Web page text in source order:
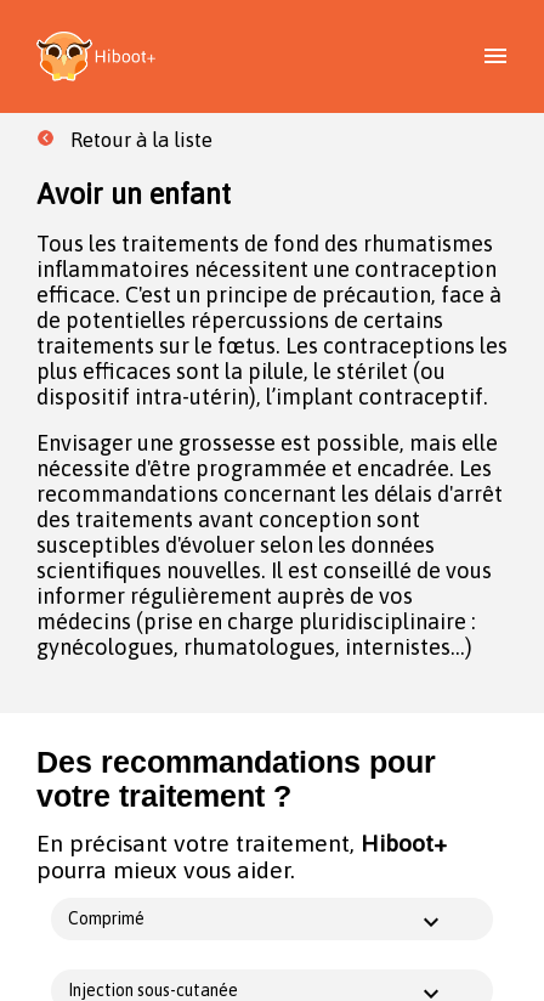
Retour à la liste
Avoir un enfant
Tous les traitements de fond des rhumatismes
inflammatoires nécessitent une contraception
efficace. C'est un principe de précaution, face à
de potentielles répercussions de certains
traitements sur le fœtus. Les contraceptions les
plus efficaces sont la pilule, le stérilet (ou
dispositif intra-utérin), l’implant contraceptif.
Envisager une grossesse est possible, mais elle
nécessite d'être programmée et encadrée. Les
recommandations concernant les délais d'arrêt
des traitements avant conception sont
susceptibles d'évoluer selon les données
scientifiques nouvelles. Il est conseillé de vous
informer régulièrement auprès de vos
médecins (prise en charge pluridisciplinaire :
gynécologues, rhumatologues, internistes...)
Des recommandations pour
votre traitement ?
En précisant votre traitement, Hiboot+
pourra mieux vous aider.
Comprimé
Injection sous-cutanée